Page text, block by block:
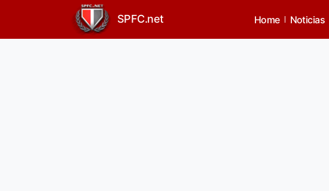
SPFC.net Home Noticias